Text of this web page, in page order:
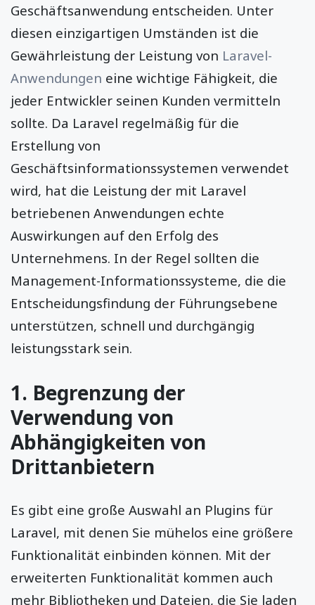
Geschäftsanwendung entscheiden. Unter
diesen einzigartigen Umständen ist die
Gewährleistung der Leistung von Laravel-
Anwendungen eine wichtige Fähigkeit, die
jeder Entwickler seinen Kunden vermitteln
sollte. Da Laravel regelmäßig für die
Erstellung von
Geschäftsinformationssystemen verwendet
wird, hat die Leistung der mit Laravel
betriebenen Anwendungen echte
Auswirkungen auf den Erfolg des
Unternehmens. In der Regel sollten die
Management-Informationssysteme, die die
Entscheidungsfindung der Führungsebene
unterstützen, schnell und durchgängig
leistungsstark sein.
1. Begrenzung der
Verwendung von
Abhängigkeiten von
Drittanbietern
Es gibt eine große Auswahl an Plugins für
Laravel, mit denen Sie mühelos eine größere
Funktionalität einbinden können. Mit der
erweiterten Funktionalität kommen auch
mehr Bibliotheken und Dateien, die Sie laden